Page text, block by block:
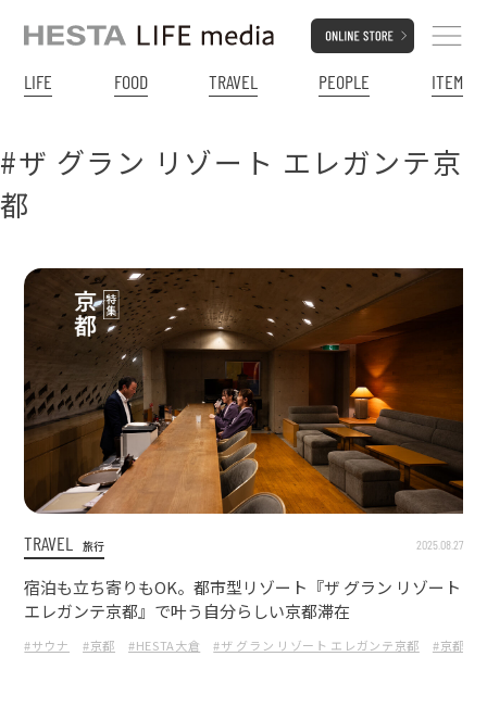
LIFE FOOD TRAVEL PEOPLE ITEM
#ザ グラン リゾート エレガンテ京
都
TRAVEL 旅行 2025.08.27
宿泊も立ち寄りもOK。都市型リゾート『ザ グラン リゾート
エレガンテ京都』で叶う自分らしい京都滞在
#サウナ #京都 #HESTA大倉 #ザ グラン リゾート エレガンテ京都 #京都ホ